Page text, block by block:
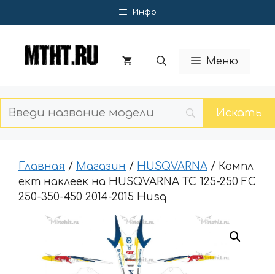
к
Инфо
Меню
Главная / Магазин / HUSQVARNA / Компл
ект наклеек на HUSQVARNA TC 125-250 FC
250-350-450 2014-2015 Husq